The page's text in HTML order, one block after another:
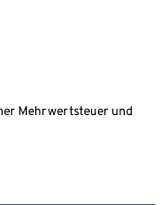
Mehrwertsteuer und